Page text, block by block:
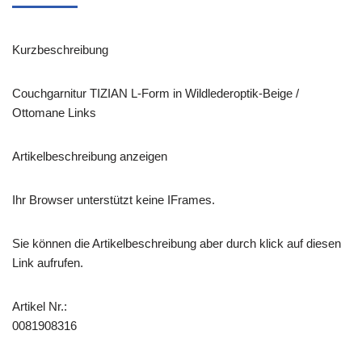
Kurzbeschreibung
Couchgarnitur TIZIAN L-Form in Wildlederoptik-Beige /
Ottomane Links
Artikelbeschreibung anzeigen
Ihr Browser unterstützt keine IFrames.
Sie können die Artikelbeschreibung aber durch klick auf diesen
Link aufrufen.
Artikel Nr.:
0081908316